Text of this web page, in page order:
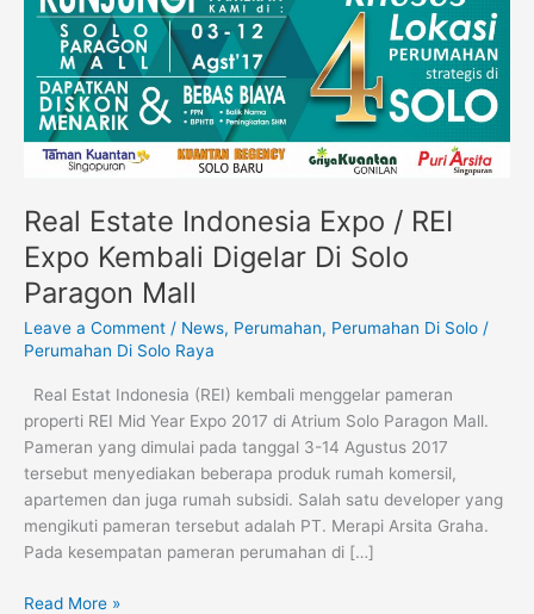
Real Estate Indonesia Expo / REI
Expo Kembali Digelar Di Solo
Paragon Mall
Leave a Comment / News, Perumahan, Perumahan Di Solo /
Perumahan Di Solo Raya
Real Estat Indonesia (REI) kembali menggelar pameran
properti REI Mid Year Expo 2017 di Atrium Solo Paragon Mall.
Pameran yang dimulai pada tanggal 3-14 Agustus 2017
tersebut menyediakan beberapa produk rumah komersil,
apartemen dan juga rumah subsidi. Salah satu developer yang
mengikuti pameran tersebut adalah PT. Merapi Arsita Graha.
Pada kesempatan pameran perumahan di […]
Estate
Indonesia
REI
Expo
Kembali
Di
Paragon
Mall
Read More »